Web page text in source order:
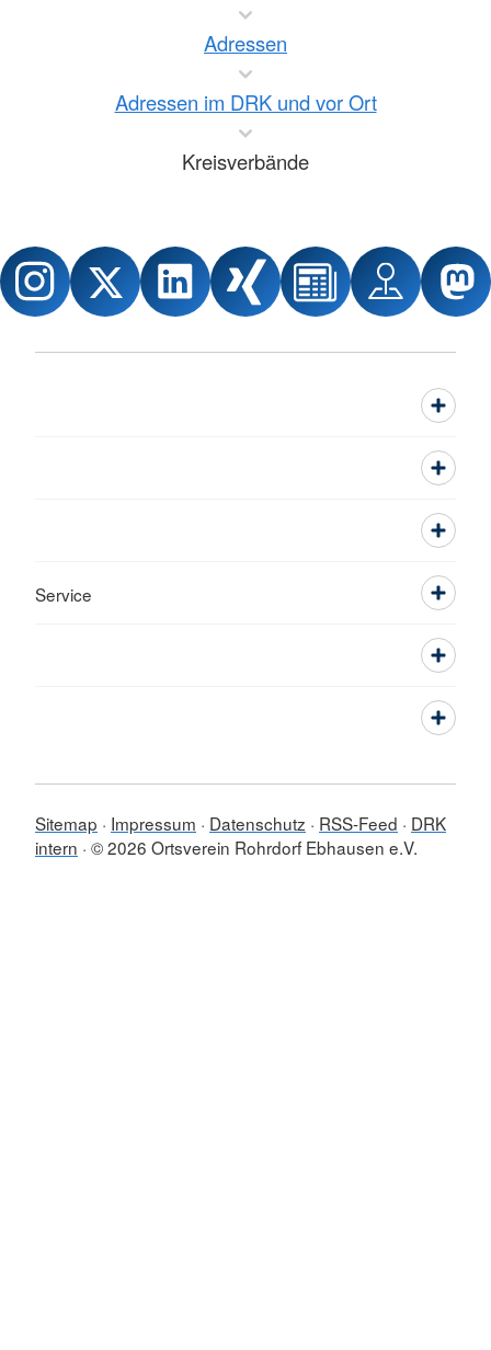
Adressen
Adressen im DRK und vor Ort
Kreisverbände
Service
Sitemap Impressum Datenschutz RSS-Feed
DRK
intern © 2026 Ortsverein Rohrdorf Ebhausen e.V.